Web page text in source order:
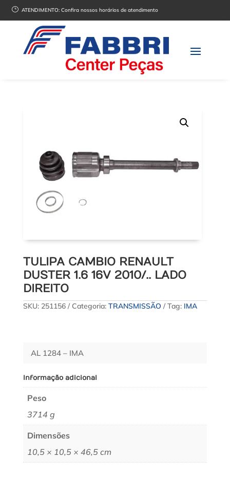
} ATENDIMENTO:Confira nossos horários de atendimento
TULIPA CAMBIO RENAULT
DUSTER 1.6 16V 2010/.. LADO
DIREITO
SKU: 251156 Categoria: TRANSMISSÃO Tag: IMA
AL 1284 – IMA
Informação adicional
Peso
3714 g
Dimensões
10,5 × 10,5 × 46,5 cm